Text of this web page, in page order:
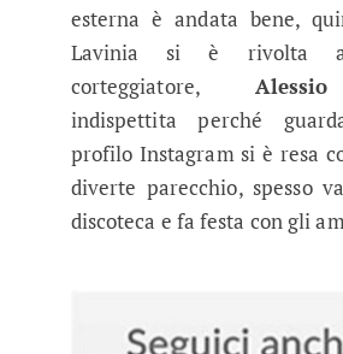
esterna è andata bene,
Lavinia si è rivolta
corteggiatore,
indispettita perché
profilo Instagram si è resa
diverte parecchio, spesso
discoteca e fa festa con gli